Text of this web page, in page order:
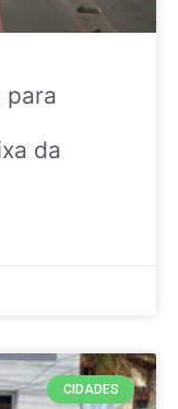
para
da
CIDADES